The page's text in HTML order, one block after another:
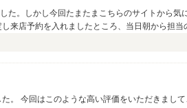
た。しかし今回たまたまこちらのサイトから
来店予約を入れましたところ、当日朝から担
フター良しと良々尽くし、即決させて頂きま
今回はこのような高い評価をいただきまし